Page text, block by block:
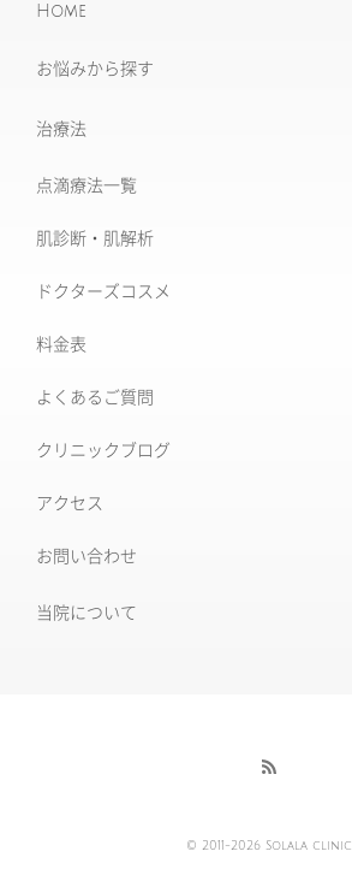
Home
お悩みから探す
【お悩みから探す】INDEX
たるみ治療
美肌治療・肌育
シミ取り治療
ニキビ治療専門外来
治療法
治療機器・設備一覧
フォトナ6D/4D
ソフウェーブ
XERF (ザーフ)
ワンダーフェイスプロ
ルビーフラクショナル
肝斑改善集中プラン
HARG＋療法
点滴療法一覧
肌診断・肌解析
ドクターズコスメ
料金表
よくあるご質問
クリニックブログ
アクセス
お問い合わせ
当院について
© 2011-2026 Solala clinic.